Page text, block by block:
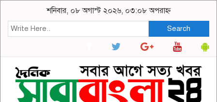
শনিবার, ০৮ অগাস্ট ২০২৬, ০৩:০৮ অপরাহ্ন
Search